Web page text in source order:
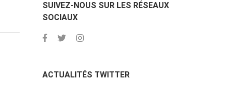
SUIVEZ-NOUS SUR LES RÉSEAUX
SOCIAUX
ACTUALITÉS TWITTER